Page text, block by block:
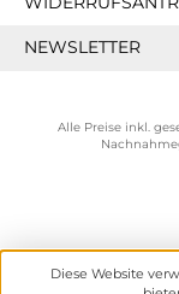
NEWSLETTER
Alle Preise inkl.
Diese Website